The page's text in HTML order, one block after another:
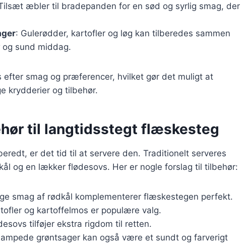
æbler til bradepanden for en sød og syrlig smag, der
: Gulerødder, kartofler og løg kan tilberedes sammen
sund middag.
efter smag og præferencer, hvilket gør det muligt at
krydderier og tilbehør.
til langtidsstegt flæskesteg
er det tid til at servere den. Traditionelt serveres
og en lækker flødesovs. Her er nogle forslag til tilbehør:
smag af rødkål komplementerer flæskestegen perfekt.
og kartoffelmos er populære valg.
tilføjer ekstra rigdom til retten.
grøntsager kan også være et sundt og farverigt